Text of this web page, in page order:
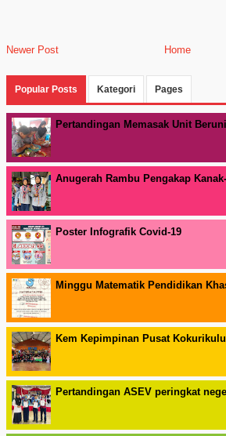
Newer Post Home
Popular Posts Kategori Pages
Pertandingan Memasak Unit
Anugerah Rambu Pengakap
Poster Infografik Covid-19
Minggu Matematik Pendidikan
Kem Kepimpinan Pusat
Pertandingan ASEV peringkat